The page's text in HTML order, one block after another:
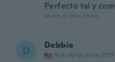
Perfecto tal y
około 5 roku temu
D Debbie
Rok dołączenia 2019